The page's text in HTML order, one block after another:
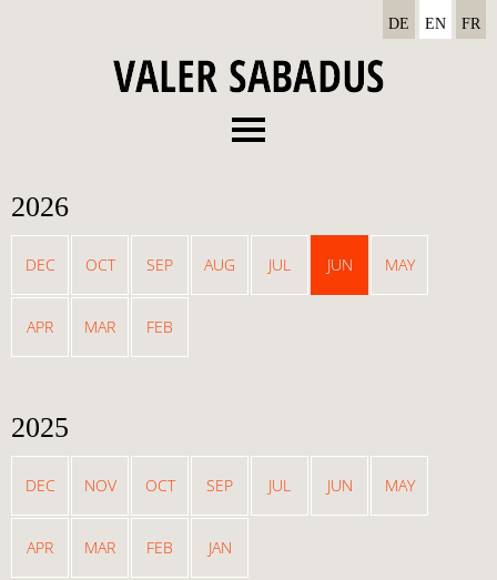
Concerts
News
DE EN FR
2026
DEC OCT SEP AUG JUL JUN MAY
APR MAR FEB
2025
DEC NOV OCT SEP JUL JUN MAY
APR MAR FEB JAN